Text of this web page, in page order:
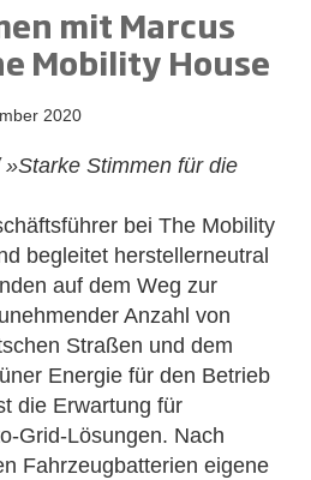
mit Marcus
Mobility House
2020
Stimmen für die
bei The Mobility
begleitet herstellerneutral
auf dem Weg zur
Anzahl von
Straßen und dem
Energie für den Betrieb
die Erwartung für
Grid-Lösungen. Nach
Fahrzeugbatterien eigene